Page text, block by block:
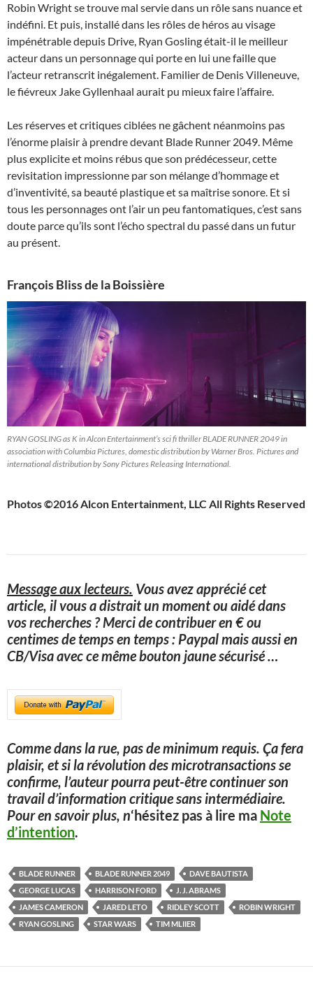
Robin Wright se trouve mal servie dans un rôle sans nuance et
indéfini. Et puis, installé dans les rôles de héros au visage
impénétrable depuis Drive, Ryan Gosling était-il le meilleur
acteur dans un personnage qui porte en lui une faille que
l’acteur retranscrit inégalement. Familier de Denis Villeneuve,
le fiévreux Jake Gyllenhaal aurait pu mieux faire l’affaire.
Les réserves et critiques ciblées ne gâchent néanmoins pas
l’énorme plaisir à prendre devant Blade Runner 2049. Même
plus explicite et moins rébus que son prédécesseur, cette
revisitation impressionne par son mélange d’hommage et
d’inventivité, sa beauté plastique et sa maîtrise sonore. Et si
tous les personnages ont l’air un peu fantomatiques, c’est sans
doute parce qu’ils sont l’écho spectral du passé dans un futur
au présent.
François Bliss de la Boissière
RYAN GOSLING as K in Alcon Entertainment’s sci fi thriller BLADE RUNNER 2049 in
association with Columbia Pictures, domestic distribution by Warner Bros. Pictures and
international distribution by Sony Pictures Releasing International.
Photos ©2016 Alcon Entertainment, LLC All Rights Reserved
Message aux lecteurs. Vous avez apprécié cet
article, il vous a distrait un moment ou aidé dans
vos recherches ? Merci de contribuer en € ou
centimes de temps en temps : Paypal mais aussi en
CB/Visa avec ce même bouton jaune sécurisé…
Comme dans la rue, pas de minimum requis. Ça fera
plaisir, et si la révolution des microtransactions se
confirme, l’auteur pourra peut-être continuer son
travail d’information critique sans intermédiaire.
Pour en savoir plus, n‘hésitez pas à lire ma Note
d’intention.
BLADE RUNNER BLADE RUNNER 2049
DAVE BAUTISTA
GEORGE LUCAS
HARRISON FORD
J. J. ABRAMS
JAMES CAMERON
JARED LETO RIDLEY SCOTT
ROBIN WRIGHT
RYAN GOSLING
STAR WARS TIM MLIIER